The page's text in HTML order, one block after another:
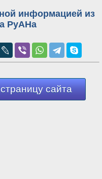
информацией из
РуАНа
сайта